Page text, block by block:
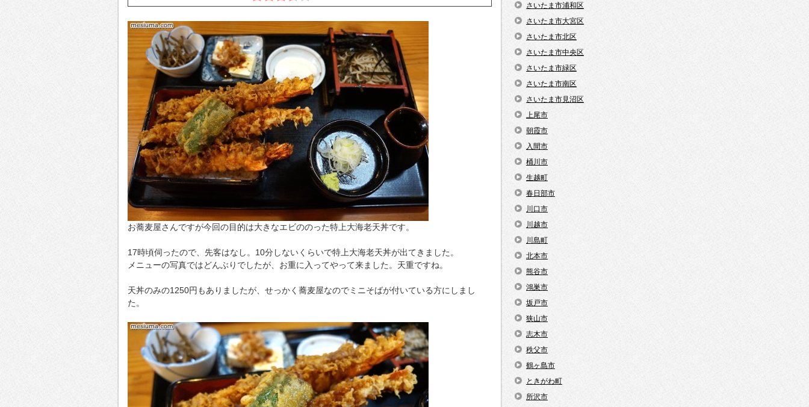
お蕎麦屋さんですが今回の目的は大きなエビののった特上大海老天丼です。
17時頃伺ったので、先客はなし。10分しないくらいで特上大海老天丼が出てきました。
メニューの写真ではどんぶりでしたが、お重に入ってやって来ました。天重ですね。
天丼のみの1250円もありましたが、せっかく蕎麦屋なのでミニそばが付いている方にしまし
た。
さいたま市浦和区
さいたま市大宮区
さいたま市北区
さいたま市中央区
さいたま市緑区
さいたま市南区
さいたま市見沼区
上尾市
朝霞市
入間市
桶川市
生越町
春日部市
川口市
川越市
川島町
北本市
熊谷市
鴻巣市
坂戸市
狭山市
志木市
秩父市
鶴ヶ島市
ときがわ町
所沢市